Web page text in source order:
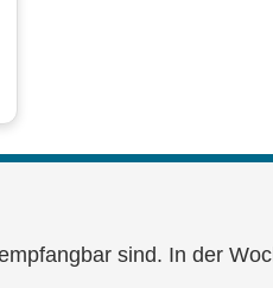
sind. In der